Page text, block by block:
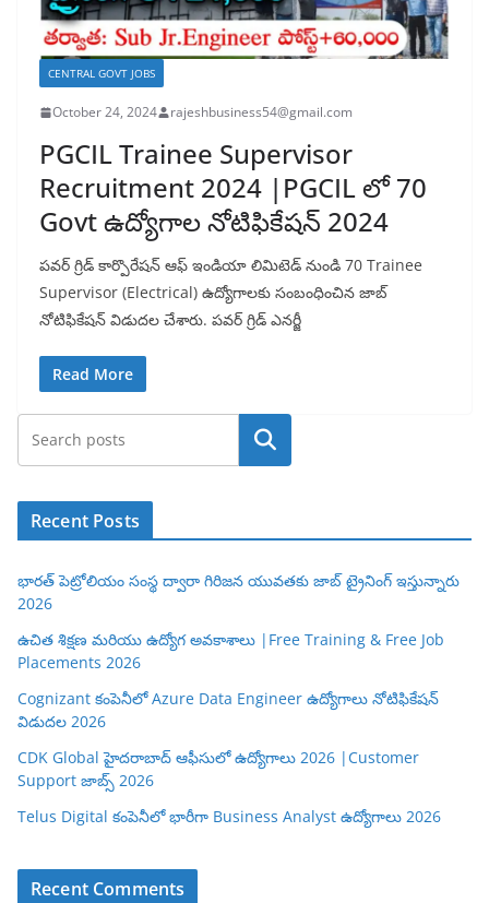
CENTRAL GOVT JOBS
October 24, 2024 rajeshbusiness54@gmail.com
PGCIL Trainee Supervisor
Recruitment 2024 |PGCIL లో 70
Govt ఉద్యోగాల నోటిఫికేషన్ 2024
పవర్ గ్రిడ్ కార్పొరేషన్ ఆఫ్ ఇండియా లిమిటెడ్ నుండి 70 Trainee
Supervisor (Electrical) ఉద్యోగాలకు సంబంధించిన జాబ్
నోటిఫికేషన్ విడుదల చేశారు. పవర్ గ్రిడ్ ఎనర్జీ
Read More
Search
Recent Posts
భారత్ పెట్రోలియం సంస్థ ద్వారా గిరిజన యువతకు జాబ్ ట్రైనింగ్ ఇస్తున్నారు
2026
ఉచిత శిక్షణ మరియు ఉద్యోగ అవకాశాలు |Free Training & Free Job
Placements 2026
Cognizant కంపెనీలో Azure Data Engineer ఉద్యోగాలు నోటిఫికేషన్
విడుదల 2026
CDK Global హైదరాబాద్ ఆఫీసులో ఉద్యోగాలు 2026 |Customer
Support జాబ్స్ 2026
Telus Digital కంపెనీలో భారీగా Business Analyst ఉద్యోగాలు 2026
Recent Comments